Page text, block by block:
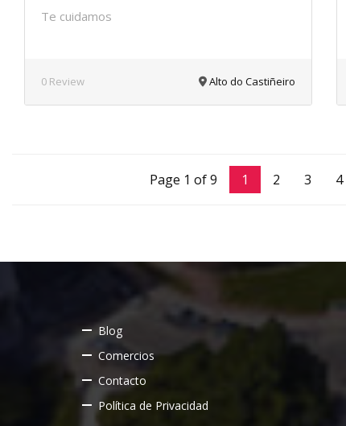
Te cuidamos
0 Review Alto do Castiñeiro
Page 1 of 9 1 2 3 4
Blog
Comercios
Contacto
Política de Privacidad